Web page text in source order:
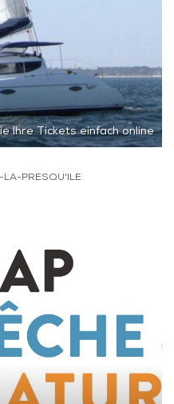
Ihre Tickets einfach online
LA-PRESQU'ILE